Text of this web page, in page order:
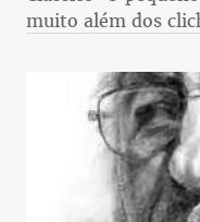
muito além dos